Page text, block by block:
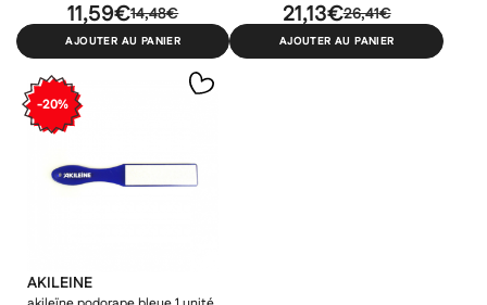
14,48€
11,59€
AJOUTER AU PANIER
26,41€
21,13€
AJOUTER AU PANIER
-20%
AKILEINE